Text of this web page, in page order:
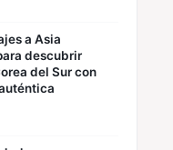
a Asia
descubrir
del Sur con